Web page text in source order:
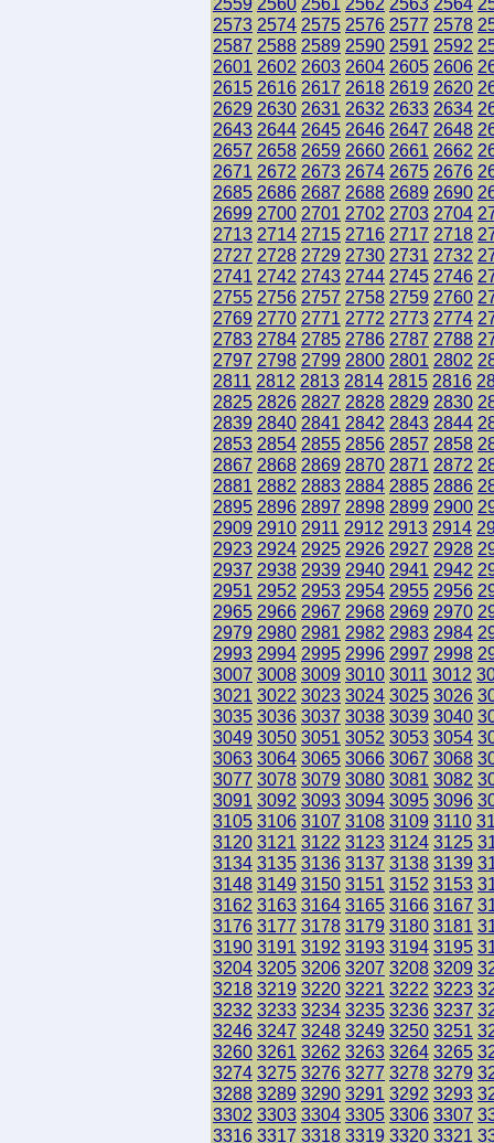
2573 2574 2575 2576 2577 2578
2587 2588 2589 2590 2591 2592
2601 2602 2603 2604 2605 2606
2615 2616 2617 2618 2619 2620
2629 2630 2631 2632 2633 2634
2643 2644 2645 2646 2647 2648
2657 2658 2659 2660 2661 2662
2671 2672 2673 2674 2675 2676
2685 2686 2687 2688 2689 2690
2699 2700 2701 2702 2703 2704
2713 2714 2715 2716 2717 2718
2727 2728 2729 2730 2731 2732
2741 2742 2743 2744 2745 2746
2755 2756 2757 2758 2759 2760
2769 2770 2771 2772 2773 2774
2783 2784 2785 2786 2787 2788
2797 2798 2799 2800 2801 2802
2811 2812 2813 2814 2815 2816
2825 2826 2827 2828 2829 2830
2839 2840 2841 2842 2843 2844
2853 2854 2855 2856 2857 2858
2867 2868 2869 2870 2871 2872
2881 2882 2883 2884 2885 2886
2895 2896 2897 2898 2899 2900
2909 2910 2911 2912 2913 2914
2923 2924 2925 2926 2927 2928
2937 2938 2939 2940 2941 2942
2951 2952 2953 2954 2955 2956
2965 2966 2967 2968 2969 2970
2979 2980 2981 2982 2983 2984
2993 2994 2995 2996 2997 2998
3007 3008 3009 3010 3011 3012
3021 3022 3023 3024 3025 3026
3035 3036 3037 3038 3039 3040
3049 3050 3051 3052 3053 3054
3063 3064 3065 3066 3067 3068
3077 3078 3079 3080 3081 3082
3091 3092 3093 3094 3095 3096
3105 3106 3107 3108 3109 3110
3120 3121 3122 3123 3124 3125
3134 3135 3136 3137 3138 3139
3148 3149 3150 3151 3152 3153
3162 3163 3164 3165 3166 3167
3176 3177 3178 3179 3180 3181
3190 3191 3192 3193 3194 3195
3204 3205 3206 3207 3208 3209
3218 3219 3220 3221 3222 3223
3232 3233 3234 3235 3236 3237
3246 3247 3248 3249 3250 3251
3260 3261 3262 3263 3264 3265
3274 3275 3276 3277 3278 3279
3288 3289 3290 3291 3292 3293
3302 3303 3304 3305 3306 3307
3316 3317 3318 3319 3320 3321